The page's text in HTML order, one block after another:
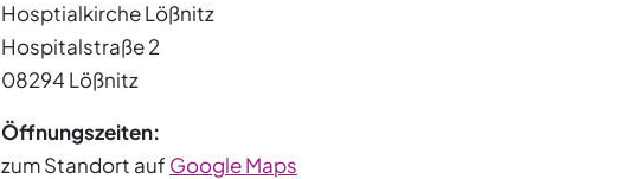
Hosptialkirche Lößnitz
Hospitalstraße 2
08294 Lößnitz
Öffnungszeiten:
zum Standort auf Google Maps